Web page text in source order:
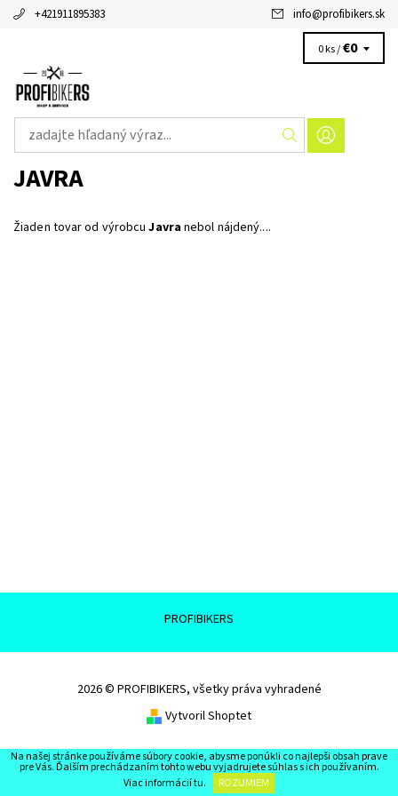
+421911895383 info@profibikers.sk
0 ks /€0
JAVRA
Žiaden tovar od výrobcuJavranebol nájdený....
PROFIBIKERS
2026 © PROFIBIKERS, všetky práva vyhradené
Vytvoril Shoptet
Na našej stránke používáme súbory cookie, abysme ponúkli co najlepši obsah prave
pre Vás. Ďalším prechádzaním tohto webu vyjadrujete súhlas s ich používaním.
Viac informáciítu. ROZUMIEM